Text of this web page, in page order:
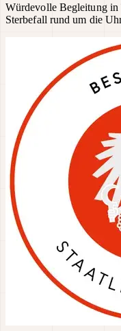
Würdevolle Begleitung
Sterbefall rund um die